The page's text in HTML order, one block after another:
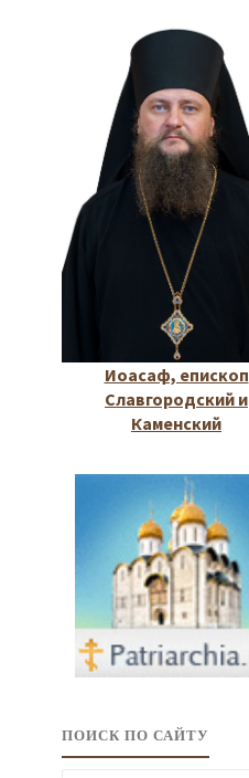
Иоасаф, епископ
Славгородский и
Каменский
ПОИСК ПО САЙТУ